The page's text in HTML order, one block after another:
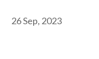
26 Sep, 2023